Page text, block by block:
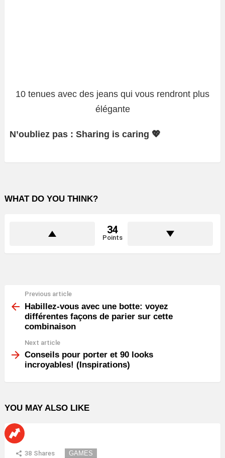
10 tenues avec des jeans qui vous rendront plus
élégante
N’oubliez pas : Sharing is caring 💖
WHAT DO YOU THINK?
34
Points
more
Previous article
Habillez-vous avec une botte: voyez
différentes façons de parier sur cette
combinaison
Next article
Conseils pour porter et 90 looks
incroyables! (Inspirations)
YOU MAY ALSO LIKE
38 Shares GAMES